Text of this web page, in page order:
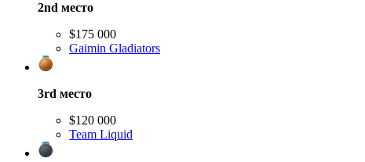
2nd место
$175 000
Gaimin Gladiators
3rd место
$120 000
Team Liquid